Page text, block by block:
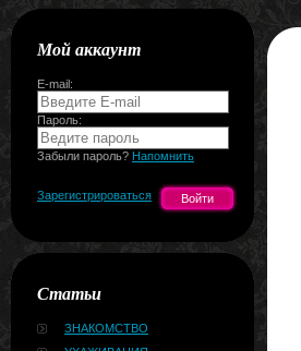
Мой аккаунт
E-mail:
Пароль:
Забыли пароль? Напомнить
Зарегистрироваться
Статьи
ЗНАКОМСТВО